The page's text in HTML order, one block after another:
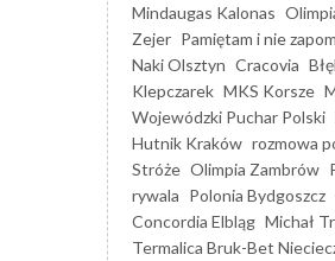
Mindaugas Kalonas
Zejer Pamiętam i nie
Naki Olsztyn Cracovia
Klepczarek MKS Korsze
Wojewódzki Puchar Polski
Hutnik Kraków rozmowa
Stróże Olimpia Zambrów
rywala Polonia Bydgoszcz
Concordia Elbląg Michał
Termalica Bruk-Bet